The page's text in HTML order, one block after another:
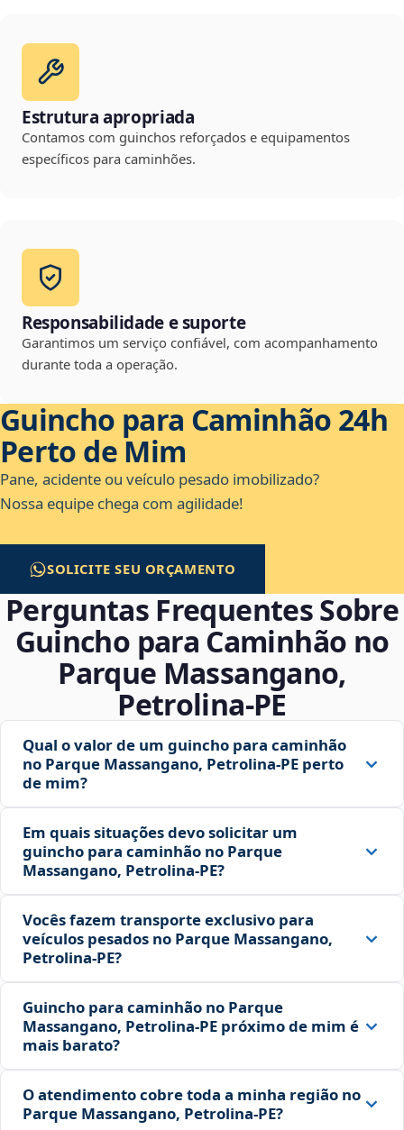
Estrutura apropriada
Contamos com guinchos reforçados e equipamentos
específicos para caminhões.
Responsabilidade e suporte
Garantimos um serviço confiável, com acompanhamento
durante toda a operação.
Guincho para Caminhão 24h
Perto de Mim
Pane, acidente ou veículo pesado imobilizado?
Nossa equipe chega com agilidade!
SOLICITE SEU ORÇAMENTO
Perguntas Frequentes Sobre
Guincho para Caminhão no
Parque Massangano,
Petrolina‑PE
Qual o valor de um guincho para caminhão
no Parque Massangano, Petrolina‑PE perto
de mim?
Em quais situações devo solicitar um
guincho para caminhão no Parque
Massangano, Petrolina‑PE?
Vocês fazem transporte exclusivo para
veículos pesados no Parque Massangano,
Petrolina‑PE?
Guincho para caminhão no Parque
Massangano, Petrolina‑PE próximo de mim é
mais barato?
O atendimento cobre toda a minha região no
Parque Massangano, Petrolina‑PE?